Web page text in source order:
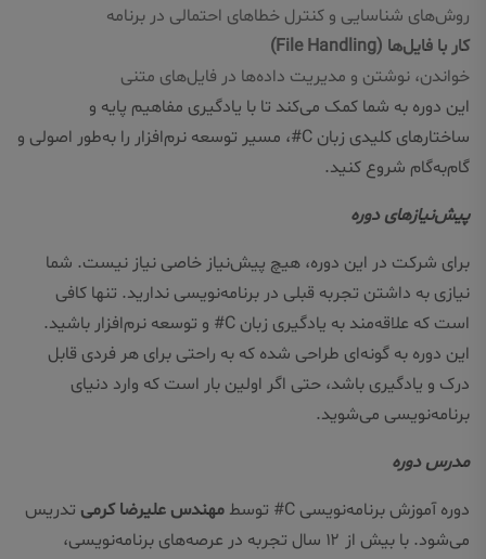
روش‌های شناسایی و کنترل خطاهای احتمالی در برنامه
کار با فایل‌ها (File Handling)
خواندن، نوشتن و مدیریت داده‌ها در فایل‌های متنی
این دوره به شما کمک می‌کند تا با یادگیری مفاهیم پایه و
ساختارهای کلیدی زبان C#، مسیر توسعه نرم‌افزار را به‌طور اصولی و
گام‌به‌گام شروع کنید.
پیش‌نیازهای دوره
برای شرکت در این دوره، هیچ پیش‌نیاز خاصی نیاز نیست. شما
نیازی به داشتن تجربه قبلی در برنامه‌نویسی ندارید. تنها کافی
است که علاقه‌مند به یادگیری زبان C# و توسعه نرم‌افزار باشید.
این دوره به گونه‌ای طراحی شده که به راحتی برای هر فردی قابل
درک و یادگیری باشد، حتی اگر اولین بار است که وارد دنیای
برنامه‌نویسی می‌شوید.
مدرس دوره
دوره آموزش برنامه‌نویسی C# توسط
مهندس علیرضا کرمی تدریس
می‌شود. با بیش از ۱۲ سال تجربه در عرصه‌های برنامه‌نویسی،